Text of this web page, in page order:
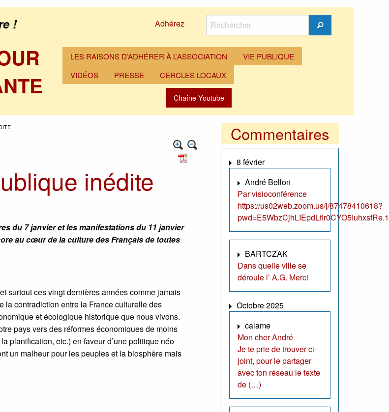
! Adhérez
Rechercher
Rechercher
LES RAISONS D’ADHÉRER À L’ASSOCIATION
VIE PUBLIQUE
VIDÉOS
PRESSE CERCLES LOCAUX
Chaîne Youtube
inédite
du 7 janvier et les manifestations du 11 janvier
au cœur de la culture des Français de toutes
surtout ces vingt dernières années comme jamais
la contradiction entre la France culturelle des
et écologique historique que nous vivons.
pays vers des réformes économiques de moins
planification, etc.) en faveur d’une politique néo
un malheur pour les peuples et la biosphère mais
Commentaires
8 février
André Bellon
Par visioconférence
https://us02web.zoom.us/j/87478410618?
BARTCZAK
Dans quelle ville se
déroule l’ A.G. Merci
Octobre 2025
calame
Mon cher André
Je te prie de trouver ci-
joint, pour le partager
avec ton réseau le texte
de (…)